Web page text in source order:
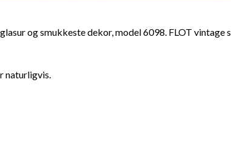
og smukkeste dekor, model 6098. FLOT vintage
naturligvis.